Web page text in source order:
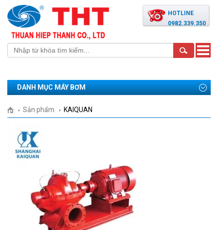
HOTLINE
0982.339.350
Toggle
DANH MỤC MÁY BƠM
Sản phẩm KAIQUAN